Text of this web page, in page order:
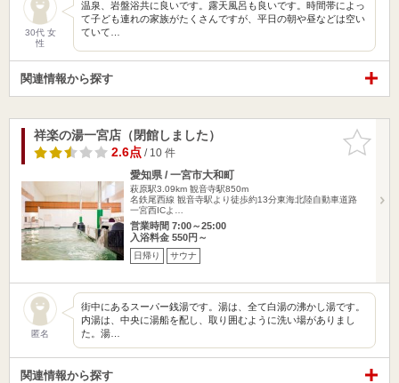
30代 女
性
温泉、岩盤浴共に良いです。露天風呂も良いです。時間帯によっ
て子ども連れの家族がたくさんですが、平日の朝や昼などは空い
ていて…
関連情報から探す
お気に入
りに追加
祥楽の湯一宮店（閉館しました）
2.6点/ 10 件
愛知県 / 一宮市大和町
萩原駅3.09km 観音寺駅850m
名鉄尾西線 観音寺駅より徒歩約13分東海北陸自動車道路
一宮西ICよ…
営業時間 7:00～25:00
入浴料金 550円～
日帰り サウナ
匿名
街中にあるスーパー銭湯です。湯は、全て白湯の沸かし湯です。
内湯は、中央に湯船を配し、取り囲むように洗い場がありまし
た。湯…
関連情報から探す